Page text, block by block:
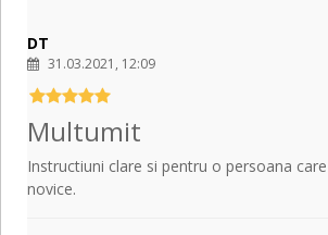
DT
31.03.2021, 12:09
Multumit
Instructiuni clare si pentru o persoana
novice.